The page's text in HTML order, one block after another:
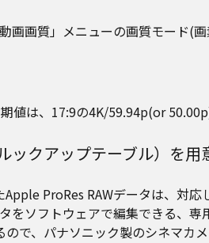
画画質」メニューの画質モード(
値は、17:9の4K/59.94p(or 50.00p)
クアップテーブル）を用
ProRes RAWデータは、対
をソフトウェアで編集できる、
で、パナソニック製のシネマカ